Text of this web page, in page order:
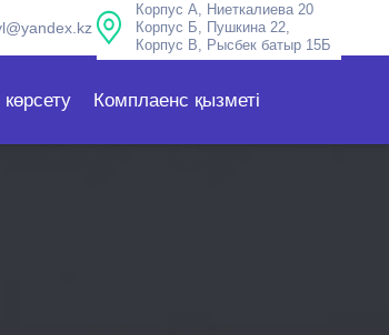
Корпус А, Ниеткалиева 20
Корпус Б, Пушкина 22,
Корпус В, Рысбек батыр 15Б
Комплаенс қызметі